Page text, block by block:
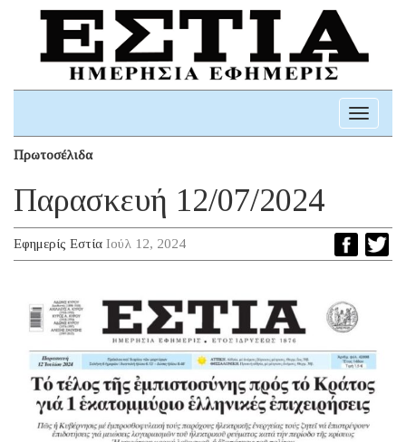
Toggle
Πρωτοσέλιδα
Παρασκευή 12/07/2024
Εφημερίς Εστία Ιούλ 12, 2024